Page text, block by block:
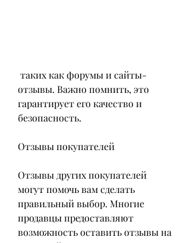
отзывы. Важно помнить, это
гарантирует его качество и
безопасность.
Отзывы покупателей
Отзывы других покупателей
могут помочь вам сделать
правильный выбор. Многие
продавцы предоставляют
возможность оставить отзывы на